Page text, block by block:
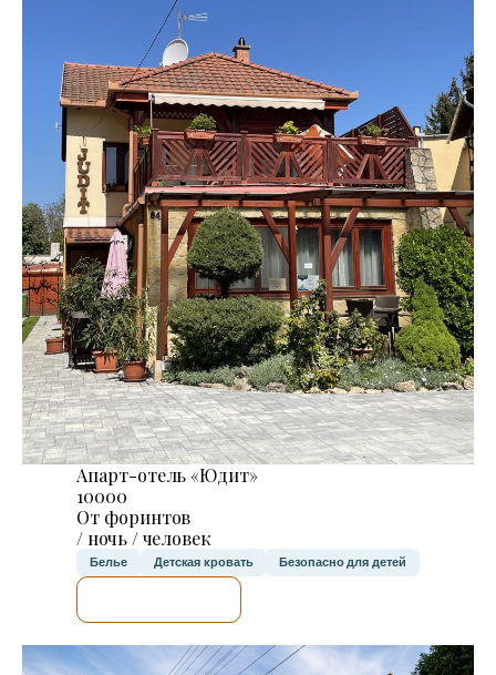
Апарт-отель «Юдит»
10000
От форинтов
/ ночь / человек
Белье Детская кровать Безопасно для детей